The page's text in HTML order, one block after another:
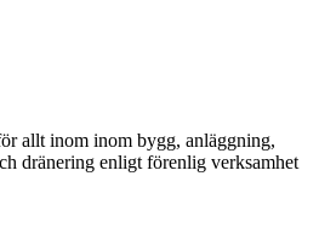
allt inom inom bygg, anläggning,
dränering enligt förenlig verksamhet